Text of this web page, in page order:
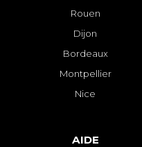
Rouen
Dijon
Bordeaux
Montpellier
Nice
AIDE